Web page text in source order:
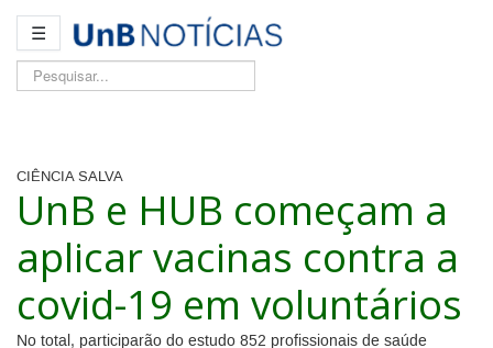
☰
Pesquisar...
CIÊNCIA SALVA
UnB e HUB começam a
aplicar vacinas contra a
covid-19 em voluntários
No total, participarão do estudo 852 profissionais de saúde